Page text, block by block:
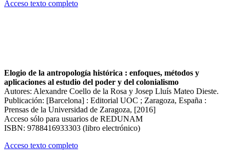
Acceso texto completo
Elogio de la antropología histórica : enfoques, métodos y
aplicaciones al estudio del poder y del colonialismo
Autores: Alexandre Coello de la Rosa y Josep Lluís Mateo Dieste.
Publicación: [Barcelona] : Editorial UOC ; Zaragoza, España :
Prensas de la Universidad de Zaragoza, [2016]
Acceso sólo para usuarios de REDUNAM
ISBN: 9788416933303 (libro electrónico)
Acceso texto completo